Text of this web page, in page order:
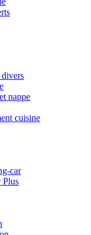
divers
nappe
cuisine
car
Plus